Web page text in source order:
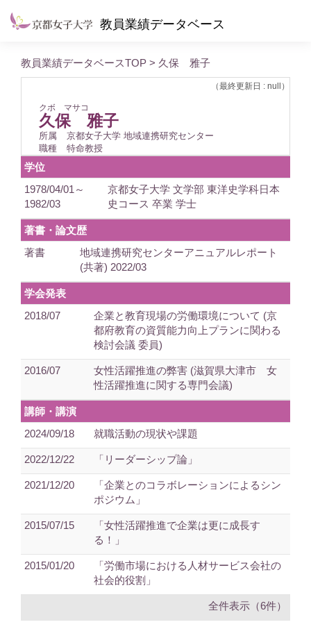
教員業績データベース
教員業績データベースTOP > 久保 雅子
（最終更新日 : null）
クボ マサコ
久保 雅子
所属
京都女子大学 地域連携研究センター
職種
特命教授
学位
1978/04/01～
1982/03
京都女子大学 文学部 東洋史学科日本
史コース 卒業 学士
著書・論文歴
著書
地域連携研究センターアニュアルレポート
(共著) 2022/03
学会発表
2018/07
企業と教育現場の労働環境について (京
都府教育の資質能力向上プランに関わる
検討会議 委員)
2016/07
女性活躍推進の弊害 (滋賀県大津市 女
性活躍推進に関する専門会議)
講師・講演
2024/09/18
就職活動の現状や課題
2022/12/22 「リーダーシップ論」
2021/12/20
「企業とのコラボレーションによるシン
ポジウム」
2015/07/15
「女性活躍推進で企業は更に成長す
る！」
2015/01/20
「労働市場における人材サービス会社の
社会的役割」
全件表示（6件）